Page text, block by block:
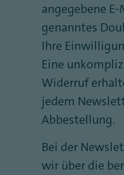
angegebene
genanntes
Ihre
Eine
Widerruf
jedem
Abbestellung.
Bei der
wir über die